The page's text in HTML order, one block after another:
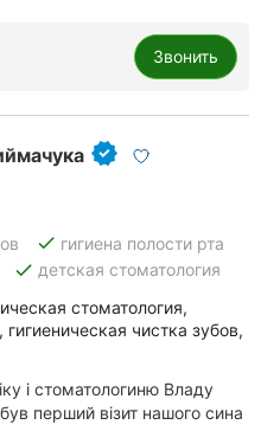
Звонить
done гигиена полости рта
done детская стоматология
стоматология,
чистка зубов,
і стоматологиню Владу
перший візит нашого сина